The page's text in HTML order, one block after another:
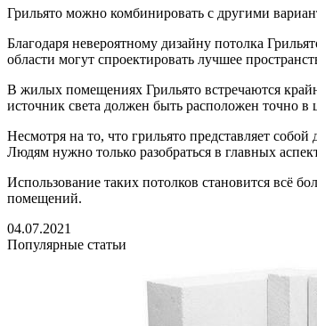
Грильято можно комбинировать с другими
Благодаря невероятному дизайну потолка
области могут спроектировать лучшее
В жилых помещениях Грильято встречаются
источник света должен быть расположен точно
Несмотря на то, что грильято представляет
Людям нужно только разобраться в главных
Использование таких потолков становится всё
помещений.
04.07.2021
Популярные статьи